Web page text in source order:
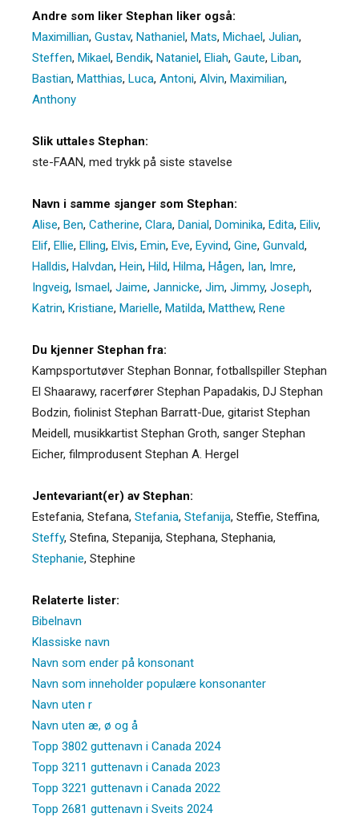
Andre som liker Stephan liker også:
Maximillian, Gustav, Nathaniel, Mats, Michael, Julian,
Steffen, Mikael, Bendik, Nataniel, Eliah, Gaute, Liban,
Bastian, Matthias, Luca, Antoni, Alvin, Maximilian,
Anthony
Slik uttales Stephan:
ste-FAAN, med trykk på siste stavelse
Navn i samme sjanger som Stephan:
Alise, Ben, Catherine, Clara, Danial, Dominika, Edita, Eiliv,
Elif, Ellie, Elling, Elvis, Emin, Eve, Eyvind, Gine, Gunvald,
Halldis, Halvdan, Hein, Hild, Hilma, Hågen, Ian, Imre,
Ingveig, Ismael, Jaime, Jannicke, Jim, Jimmy, Joseph,
Katrin, Kristiane, Marielle, Matilda, Matthew, Rene
Du kjenner Stephan fra:
Kampsportutøver Stephan Bonnar, fotballspiller Stephan
El Shaarawy, racerfører Stephan Papadakis, DJ Stephan
Bodzin, fiolinist Stephan Barratt-Due, gitarist Stephan
Meidell, musikkartist Stephan Groth, sanger Stephan
Eicher, filmprodusent Stephan A. Hergel
Jentevariant(er) av Stephan:
Estefania, Stefana, Stefania, Stefanija, Steffie, Steffina,
Steffy, Stefina, Stepanija, Stephana, Stephania,
Stephanie, Stephine
Relaterte lister:
Bibelnavn
Klassiske navn
Navn som ender på konsonant
Navn som inneholder populære konsonanter
Navn uten r
Navn uten æ, ø og å
Topp 3802 guttenavn i Canada 2024
Topp 3211 guttenavn i Canada 2023
Topp 3221 guttenavn i Canada 2022
Topp 2681 guttenavn i Sveits 2024